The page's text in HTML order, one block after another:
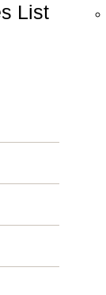
List